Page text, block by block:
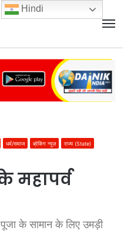
धर्म/समाज ब्रेकिंग न्यूज़ राज्य (State)
महापर्व
के सामान के लिए उमड़ी
Hindi